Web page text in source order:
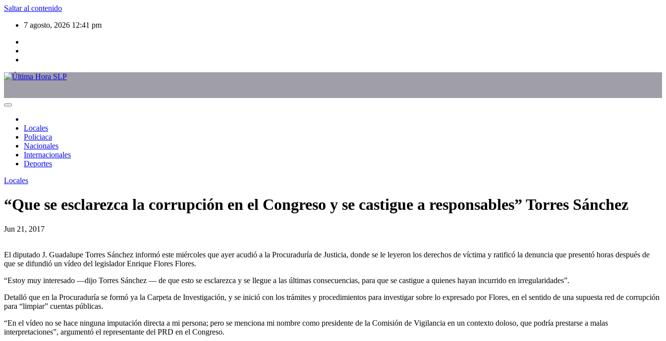
Saltar al contenido
7 agosto, 2026 12:41 pm
Locales
Policiaca
Nacionales
Internacionales
Deportes
Locales
“Que se esclarezca la corrupción en el Congreso y se castigue a responsables” Torres Sánchez
Jun 21, 2017
El diputado J. Guadalupe Torres Sánchez informó este miércoles que ayer acudió a la Procuraduría de Justicia, donde se le leyeron los derechos de víctima y ratificó la denuncia que presentó horas después de
que se difundió un vídeo del legislador Enrique Flores Flores.
“Estoy muy interesado —dijo Torres Sánchez — de que esto se esclarezca y se llegue a las últimas consecuencias, para que se castigue a quienes hayan incurrido en irregularidades”.
Detalló que en la Procuraduría se formó ya la Carpeta de Investigación, y se inició con los trámites y procedimientos para investigar sobre lo expresado por Flores, en el sentido de una supuesta red de corrupción
para “limpiar” cuentas públicas.
“En el vídeo no se hace ninguna imputación directa a mi persona; pero se menciona mi nombre como presidente de la Comisión de Vigilancia en un contexto doloso, que podría prestarse a malas
interpretaciones”, argumentó el representante del PRD en el Congreso.